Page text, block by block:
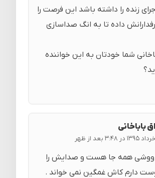
زنده را داشته باشد این فرصت را
داده تا به انگ صداسازی
شما خودتان به این خواننده
باباخانی
همه جا هست و صدایش را
دارم کاش غمگین نمی خواند .